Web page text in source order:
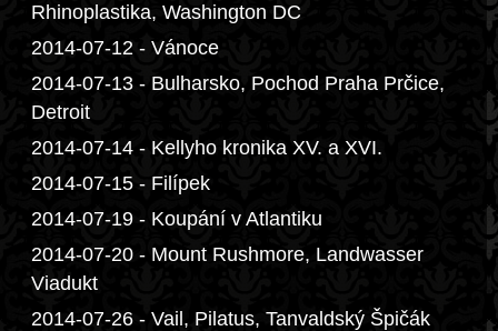
Rhinoplastika, Washington DC
2014-07-12 - Vánoce
2014-07-13 - Bulharsko, Pochod Praha Prčice,
Detroit
2014-07-14 - Kellyho kronika XV. a XVI.
2014-07-15 - Filípek
2014-07-19 - Koupání v Atlantiku
2014-07-20 - Mount Rushmore, Landwasser
Viadukt
2014-07-26 - Vail, Pilatus, Tanvaldský Špičák